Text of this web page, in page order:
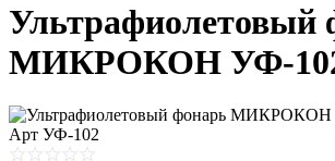
Ультрафиолетовый
МИКРОКОН УФ-
Арт УФ-102